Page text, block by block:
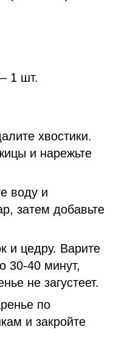
1 шт.
хвостики.
и нарежьте
воду и
затем добавьте
и цедру. Варите
30-40 минут,
не загустеет.
по
и закройте